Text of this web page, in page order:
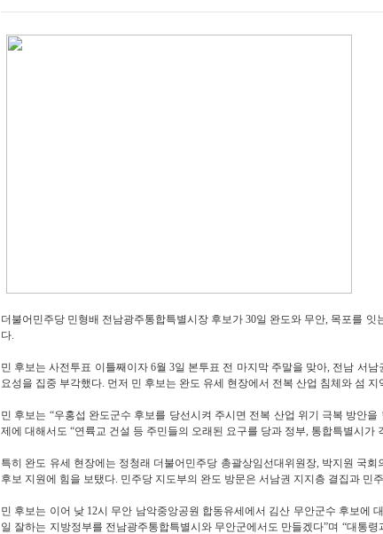
더불어민주당 민형배 전남광주통합특별시장 후보가 30일 완도와 무안, 목포를
다.
민 후보는 사전투표 이틀째이자 6월 3일 본투표 전 마지막 주말을 맞아, 전남 서
요성을 집중 부각했다. 먼저 민 후보는 완도 유세 현장에서 전복 산업 침체와 섬
민 후보는 “우홍섭 완도군수 후보를 당선시켜 주시면 전복 산업 위기 극복 방안
제에 대해서도 “연륙교 건설 등 주민들의 오래된 요구를 당과 정부, 통합특별시가
특히 완도 유세 현장에는 정청래 더불어민주당 총괄상임선대위원장, 박지원 국
후보 지원에 힘을 보탰다. 민주당 지도부의 완도 방문은 서남권 지지층 결집과 민
민 후보는 이어 낮 12시 무안 남악중앙공원 합동유세에서 김산 무안군수 후보에
일 잘하는 지방정부를 전남광주통합특별시와 무안군에서도 만들겠다”며 “대통